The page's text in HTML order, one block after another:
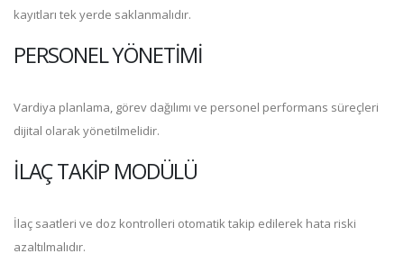
kayıtları tek yerde saklanmalıdır.
PERSONEL YÖNETIMI
Vardiya planlama, görev dağılımı ve personel performans süreçleri
dijital olarak yönetilmelidir.
İLAÇ TAKIP MODÜLÜ
İlaç saatleri ve doz kontrolleri otomatik takip edilerek hata riski
azaltılmalıdır.